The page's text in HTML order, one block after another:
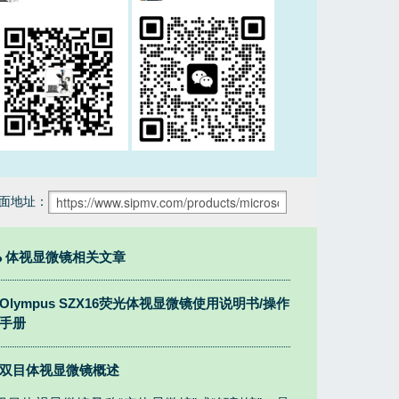
地址：
体视显微镜相关文章
Olympus SZX16荧光体视显微镜使用说明书/操作
手册
双目体视显微镜概述